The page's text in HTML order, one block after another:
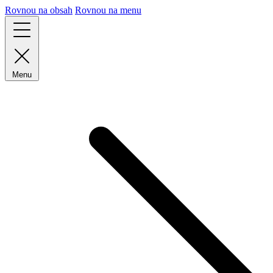
Rovnou na obsah Rovnou na menu
Menu